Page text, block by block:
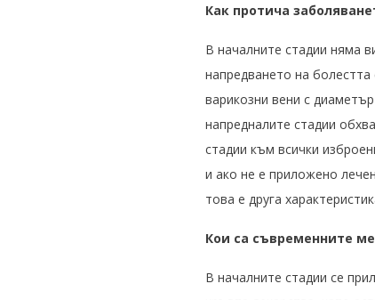
Как протича
В началните стадии няма
напредването на
варикозни вени с
напредналите стадии
стадии към всички
и ако не е приложено
това е друга
Кои са съвременните
В началните стадии се